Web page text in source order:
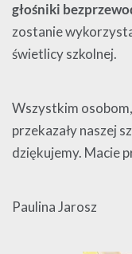
głośniki
zostanie
świetlicy szkolnej.
Wszystkim
przekazały naszej
dziękujemy. Macie
Paulina Jarosz